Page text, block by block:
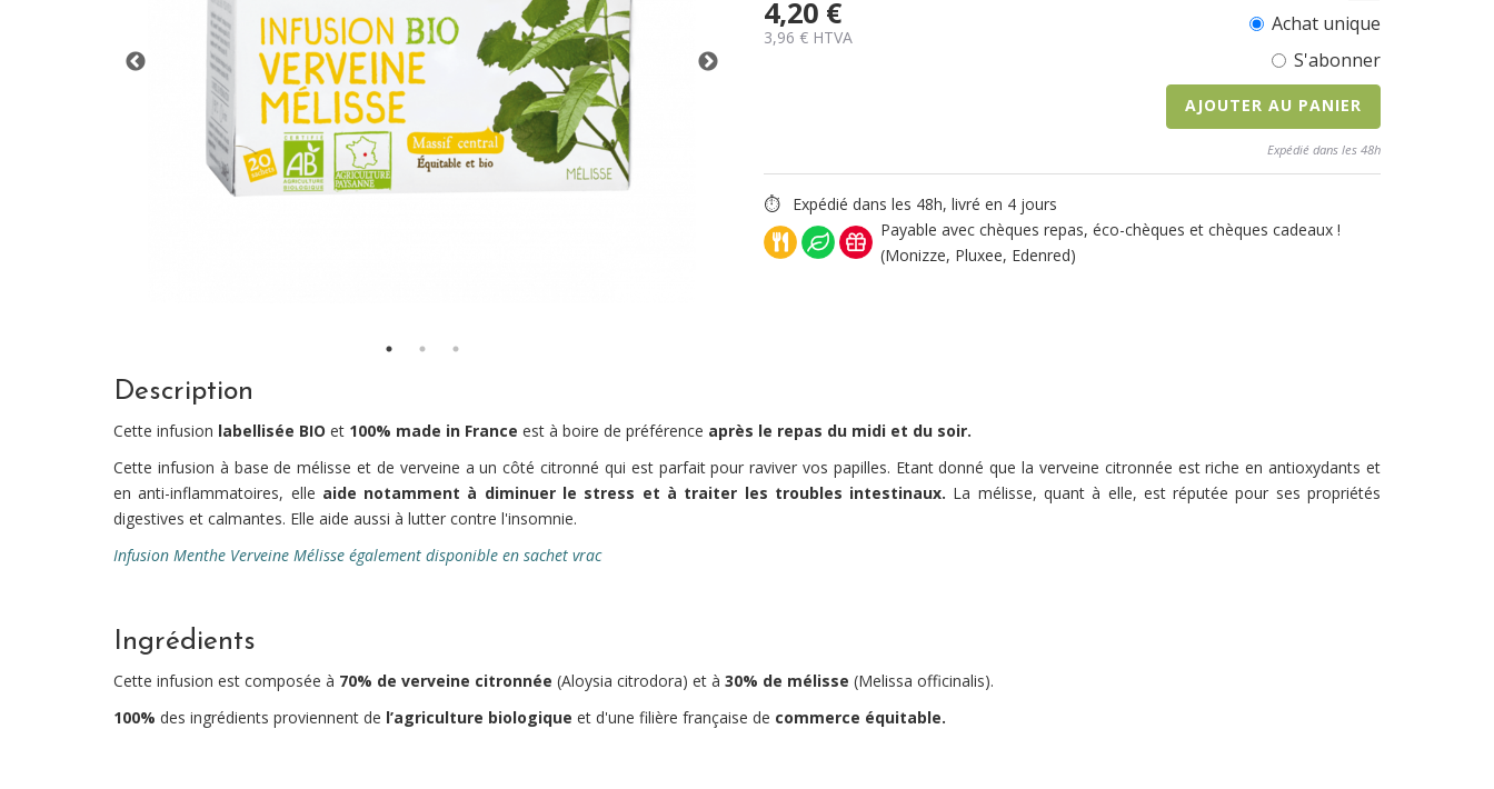
4,20 €
3,96 € HTVA
Achat unique
S'abonner
AJOUTER AU PANIER
Expédié dans les 48h
⏱ Expédié dans les 48h, livré en 4 jours
Payable avec chèques repas, éco-chèques et chèques cadeaux !
(Monizze, Pluxee, Edenred)
Description
Cette infusion labellisée BIO et 100% made in France est à boire de préférence après le repas du midi et du soir.
Cette infusion à base de mélisse et de verveine a un côté citronné qui est parfait pour raviver vos papilles. Etant donné que la verveine citronnée est riche en antioxydants et
en anti-inflammatoires, elle aide notamment à diminuer le stress et à traiter les troubles intestinaux. La mélisse, quant à elle, est réputée pour ses propriétés
digestives et calmantes. Elle aide aussi à lutter contre l'insomnie.
Infusion Menthe Verveine Mélisse également disponible en sachet vrac
Ingrédients
Cette infusion est composée à 70% de verveine citronnée (Aloysia citrodora) et à 30% de mélisse (Melissa officinalis).
100% des ingrédients proviennent de l’agriculture biologique et d'une filière française de commerce équitable.